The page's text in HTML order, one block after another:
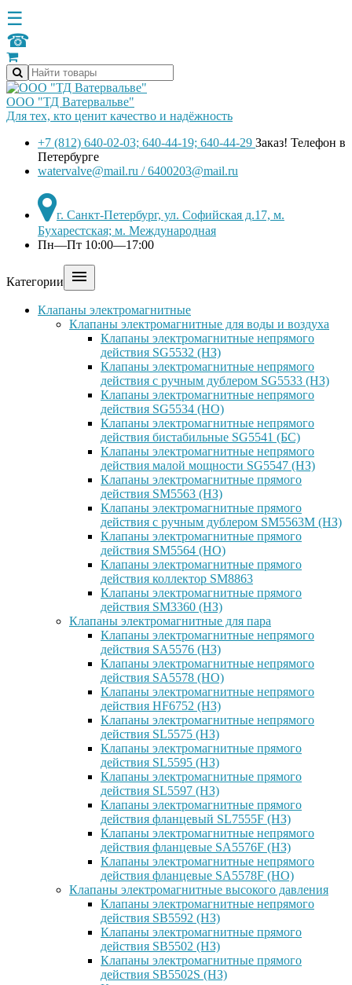
☰
☎
ООО "ТД Ватервальве"
Для тех, кто ценит качество и надёжность
+7 (812) 640-02-03; 640-44-19; 640-44-29 Заказ! Телефон в
Петербурге
watervalve@mail.ru / 6400203@mail.ru
г. Санкт-Петербург, ул. Софийская д.17, м.
Бухарестская; м. Международная
Пн—Пт 10:00—17:00
Категории 
Клапаны электромагнитные
Клапаны электромагнитные для воды и воздуха
Клапаны электромагнитные непрямого
действия SG5532 (НЗ)
Клапаны электромагнитные непрямого
действия с ручным дублером SG5533 (НЗ)
Клапаны электромагнитные непрямого
действия SG5534 (НО)
Клапаны электромагнитные непрямого
действия бистабильные SG5541 (БС)
Клапаны электромагнитные непрямого
действия малой мощности SG5547 (НЗ)
Клапаны электромагнитные прямого
действия SM5563 (НЗ)
Клапаны электромагнитные прямого
действия с ручным дублером SM5563M (НЗ)
Клапаны электромагнитные прямого
действия SM5564 (НО)
Клапаны электромагнитные прямого
дейcтвия коллектор SM8863
Клапаны электромагнитные прямого
действия SM3360 (НЗ)
Клапаны электромагнитные для пара
Клапаны электромагнитные непрямого
действия SA5576 (НЗ)
Клапаны электромагнитные непрямого
действия SA5578 (НО)
Клапаны электромагнитные непрямого
действия HF6752 (НЗ)
Клапаны электромагнитные непрямого
действия SL5575 (НЗ)
Клапаны электромагнитные прямого
действия SL5595 (НЗ)
Клапаны электромагнитные прямого
действия SL5597 (НЗ)
Клапаны электромагнитные прямого
действия фланцевый SL7555F (НЗ)
Клапаны электромагнитные непрямого
действия фланцевые SA5576F (НЗ)
Клапаны электромагнитные непрямого
действия фланцевые SA5578F (НО)
Клапаны электромагнитные высокого давления
Клапаны электромагнитные непрямого
действия SB5592 (НЗ)
Клапаны электромагнитные прямого
действия SB5502 (НЗ)
Клапаны электромагнитные прямого
действия SB5502S (НЗ)